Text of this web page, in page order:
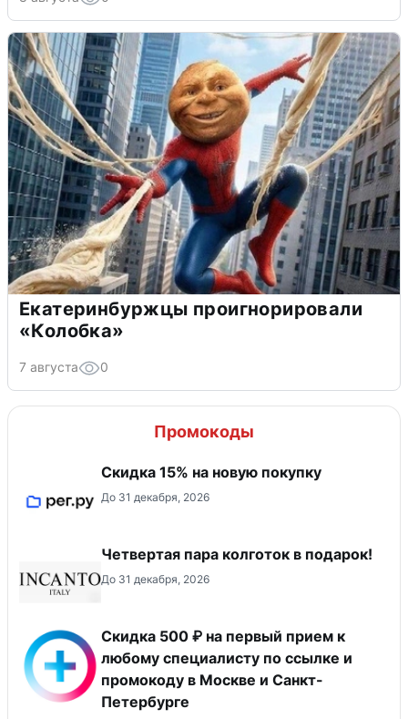
Екатеринбуржцы проигнорировали
«Колобка»
7 августа 0
Промокоды
Скидка 15% на новую покупку
До 31 декабря, 2026
Четвертая пара колготок в подарок!
До 31 декабря, 2026
Скидка 500 ₽ на первый прием к
любому специалисту по ссылке и
промокоду в Москве и Санкт-
Петербурге